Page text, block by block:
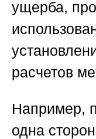
ущерба,
расчетов
Например,
одна